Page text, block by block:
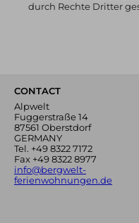
durch Rechte Dritter
CONTACT
Alpwelt
Fuggerstraße 14
87561 Oberstdorf
GERMANY
Tel. +49 8322 7172
Fax +49 8322 8977
info@bergwelt-
ferienwohnungen.de